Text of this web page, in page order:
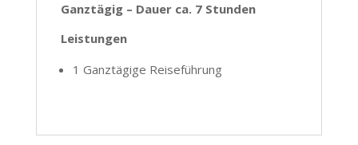
Ganztägig – Dauer ca. 7 Stunden
Leistungen
1 Ganztägige Reiseführung